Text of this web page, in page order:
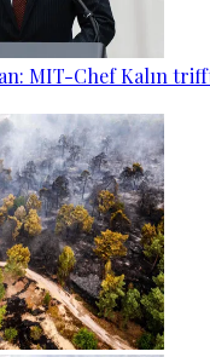
MIT-Chef Kalın